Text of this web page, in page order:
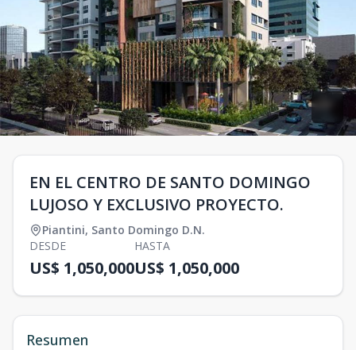
EN EL CENTRO DE SANTO DOMINGO
LUJOSO Y EXCLUSIVO PROYECTO.
Piantini, Santo Domingo D.N.
DESDE
US$ 1,050,000
HASTA
US$ 1,050,000
Resumen